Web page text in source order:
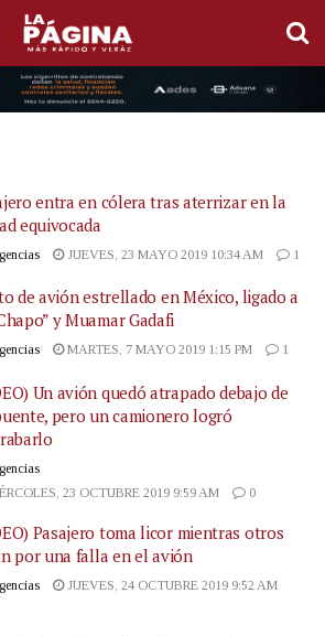
entra en cólera tras aterrizar en la
equivocada
JUEVES, 23 MAYO 2019 10:34 AM 1
de avión estrellado en México, ligado a
y Muamar Gadafi
MARTES, 7 MAYO 2019 1:15 PM 1
Un avión quedó atrapado debajo de
pero un camionero logró
23 OCTUBRE 2019 9:59 AM
0
Pasajero toma licor mientras otros
por una falla en el avión
JUEVES, 24 OCTUBRE 2019 9:52 AM